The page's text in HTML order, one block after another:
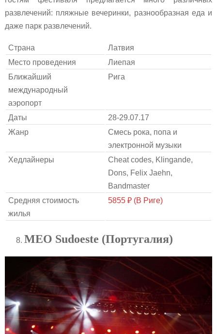
развлечений: пляжные вечеринки, разнообразная еда и
даже парк развлечений.
Страна
Латвия
Место проведения
Лиепая
Ближайший
международный
аэропорт
Рига
Даты
28-29.07.17
Жанр
Смесь рока, попа и
электронной музыки
Хедлайнеры
Cheat codes, Klingande,
Dons, Felix Jaehn,
Bandmaster
Средняя стоимость
жилья
5855 ₽ (В Риге)
MEO Sudoeste (Португалия)